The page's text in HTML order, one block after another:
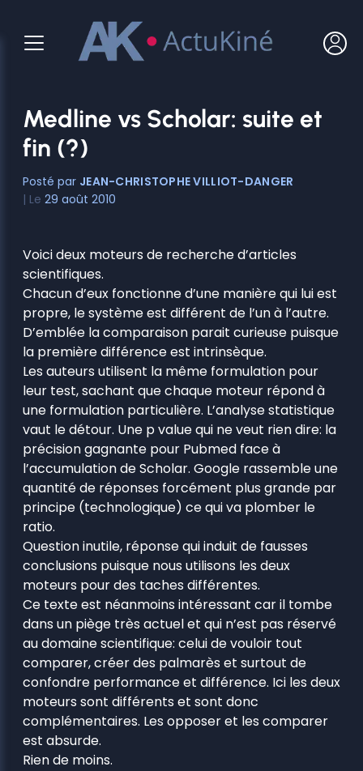
contenu
Medline vs Scholar: suite et
fin (?)
JEAN-CHRISTOPHE VILLIOT-DANGER
29 août 2010
Voici deux moteurs de recherche d’articles
scientifiques.
Chacun d’eux fonctionne d’une manière qui lui est
propre, le système est différent de l’un à l’autre.
D’emblée la comparaison parait curieuse puisque
la première différence est intrinsèque.
Les auteurs utilisent la même formulation pour
leur test, sachant que chaque moteur répond à
une formulation particulière. L’analyse statistique
vaut le détour. Une p value qui ne veut rien dire: la
précision gagnante pour Pubmed face à
l’accumulation de Scholar. Google rassemble une
quantité de réponses forcément plus grande par
principe (technologique) ce qui va plomber le
ratio.
Question inutile, réponse qui induit de fausses
conclusions puisque nous utilisons les deux
moteurs pour des taches différentes.
Ce texte est néanmoins intéressant car il tombe
dans un piège très actuel et qui n’est pas réservé
au domaine scientifique: celui de vouloir tout
comparer, créer des palmarès et surtout de
confondre performance et différence. Ici les deux
moteurs sont différents et sont donc
complémentaires. Les opposer et les comparer
est absurde.
Rien de moins.